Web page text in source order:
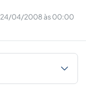
24/04/2008 às 00:00